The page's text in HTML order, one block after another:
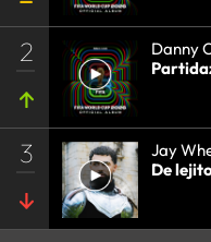
2
Danny
3
Jay
De